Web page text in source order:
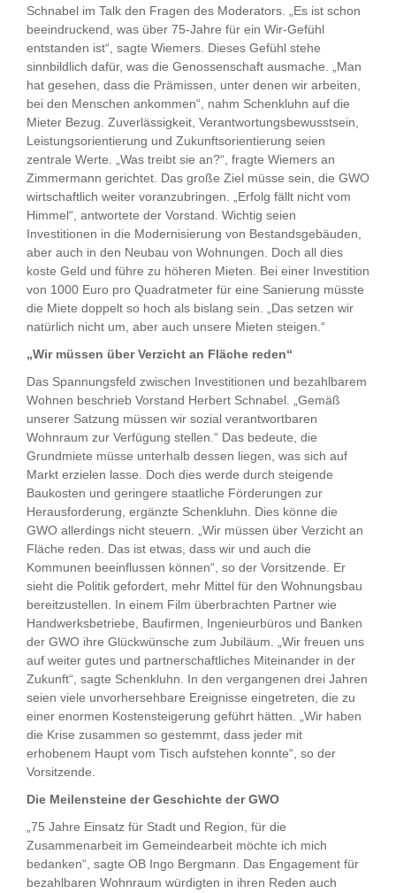
Schnabel im Talk den Fragen des Moderators. „Es ist schon
beeindruckend, was über 75-Jahre für ein Wir-Gefühl
entstanden ist“, sagte Wiemers. Dieses Gefühl stehe
sinnbildlich dafür, was die Genossenschaft ausmache. „Man
hat gesehen, dass die Prämissen, unter denen wir arbeiten,
bei den Menschen ankommen“, nahm Schenkluhn auf die
Mieter Bezug. Zuverlässigkeit, Verantwortungsbewusstsein,
Leistungsorientierung und Zukunftsorientierung seien
zentrale Werte. „Was treibt sie an?“, fragte Wiemers an
Zimmermann gerichtet. Das große Ziel müsse sein, die GWO
wirtschaftlich weiter voranzubringen. „Erfolg fällt nicht vom
Himmel“, antwortete der Vorstand. Wichtig seien
Investitionen in die Modernisierung von Bestandsgebäuden,
aber auch in den Neubau von Wohnungen. Doch all dies
koste Geld und führe zu höheren Mieten. Bei einer Investition
von 1000 Euro pro Quadratmeter für eine Sanierung müsste
die Miete doppelt so hoch als bislang sein. „Das setzen wir
natürlich nicht um, aber auch unsere Mieten steigen.“
„Wir müssen über Verzicht an Fläche reden“
Das Spannungsfeld zwischen Investitionen und bezahlbarem
Wohnen beschrieb Vorstand Herbert Schnabel. „Gemäß
unserer Satzung müssen wir sozial verantwortbaren
Wohnraum zur Verfügung stellen.“ Das bedeute, die
Grundmiete müsse unterhalb dessen liegen, was sich auf
Markt erzielen lasse. Doch dies werde durch steigende
Baukosten und geringere staatliche Förderungen zur
Herausforderung, ergänzte Schenkluhn. Dies könne die
GWO allerdings nicht steuern. „Wir müssen über Verzicht an
Fläche reden. Das ist etwas, dass wir und auch die
Kommunen beeinflussen können“, so der Vorsitzende. Er
sieht die Politik gefordert, mehr Mittel für den Wohnungsbau
bereitzustellen. In einem Film überbrachten Partner wie
Handwerksbetriebe, Baufirmen, Ingenieurbüros und Banken
der GWO ihre Glückwünsche zum Jubiläum. „Wir freuen uns
auf weiter gutes und partnerschaftliches Miteinander in der
Zukunft“, sagte Schenkluhn. In den vergangenen drei Jahren
seien viele unvorhersehbare Ereignisse eingetreten, die zu
einer enormen Kostensteigerung geführt hätten. „Wir haben
die Krise zusammen so gestemmt, dass jeder mit
erhobenem Haupt vom Tisch aufstehen konnte“, so der
Vorsitzende.
Die Meilensteine der Geschichte der GWO
„75 Jahre Einsatz für Stadt und Region, für die
Zusammenarbeit im Gemeindearbeit möchte ich mich
bedanken“, sagte OB Ingo Bergmann. Das Engagement für
bezahlbaren Wohnraum würdigten in ihren Reden auch